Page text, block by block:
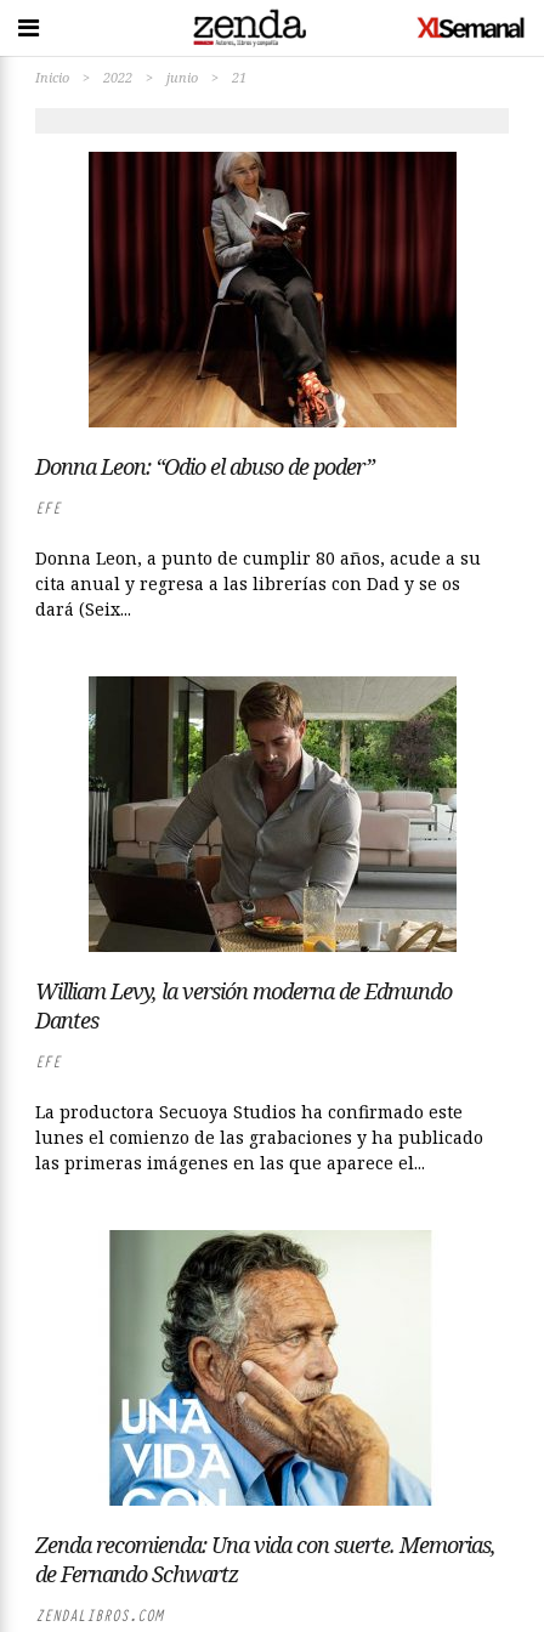
Inicio > 2022 > junio > 21
Donna Leon: “Odio el abuso de poder”
EFE
Donna Leon, a punto de cumplir 80 años, acude a su
cita anual y regresa a las librerías con Dad y se os
dará (Seix...
William Levy, la versión moderna de Edmundo
Dantes
EFE
La productora Secuoya Studios ha confirmado este
lunes el comienzo de las grabaciones y ha publicado
las primeras imágenes en las que aparece el...
Zenda recomienda: Una vida con suerte. Memorias,
de Fernando Schwartz
ZENDALIBROS.COM